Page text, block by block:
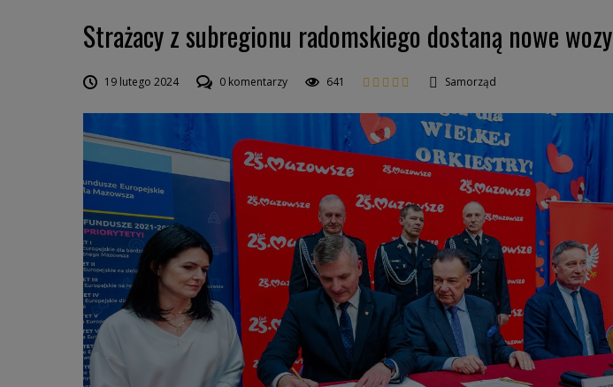
Strażacy z subregionu radomskiego dostaną nowe wozy
19 lutego 2024 0 komentarzy 641 Samorząd